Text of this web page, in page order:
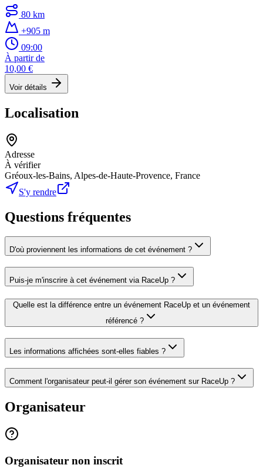
80 km
+905 m
09:00
À partir de
10,00 €
Voir détails
Localisation
Adresse
À vérifier
Gréoux-les-Bains, Alpes-de-Haute-Provence, France
S'y rendre
Questions fréquentes
D'où proviennent les informations de cet événement ?
Puis-je m'inscrire à cet événement via RaceUp ?
Quelle est la différence entre un événement RaceUp et un événement
référencé ?
Les informations affichées sont-elles fiables ?
Comment l'organisateur peut-il gérer son événement sur RaceUp ?
Organisateur
Organisateur non inscrit